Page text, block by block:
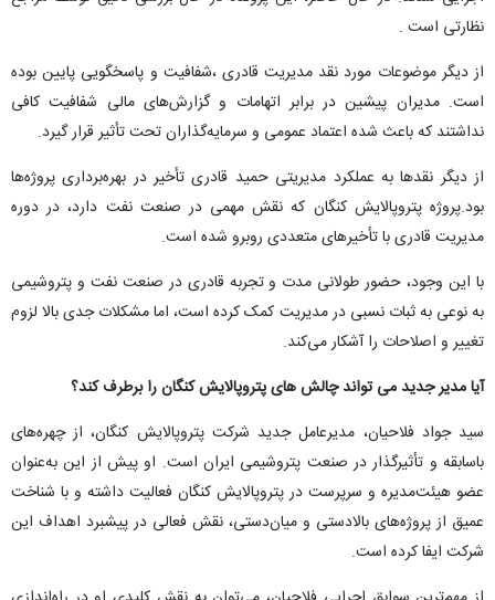
نظارتی است .
از دیگر موضوعات مورد نقد مدیریت قادری ،شفافیت و پاسخگویی پایین بوده
است. مدیران پیشین در برابر اتهامات و گزارش‌های مالی شفافیت کافی
نداشتند که باعث شده اعتماد عمومی و سرمایه‌گذاران تحت تأثیر قرار گیرد.
از دیگر نقدها به عملکرد مدیریتی حمید قادری تأخیر در بهره‌برداری پروژه‌ها
بود.پروژه پتروپالایش کنگان که نقش مهمی در صنعت نفت دارد، در دوره
مدیریت قادری با تأخیرهای متعددی روبرو شده است.
با این وجود، حضور طولانی مدت و تجربه قادری در صنعت نفت و پتروشیمی
به نوعی به ثبات نسبی در مدیریت کمک کرده است، اما مشکلات جدی بالا لزوم
تغییر و اصلاحات را آشکار می‌کند.
آیا مدیر جدید می تواند چالش های پتروپالایش کنگان را برطرف کند؟
سید جواد فلاحیان، مدیرعامل جدید شرکت پتروپالایش کنگان، از چهره‌های
باسابقه و تأثیرگذار در صنعت پتروشیمی ایران است. او پیش از این به‌عنوان
عضو هیئت‌مدیره و سرپرست در پتروپالایش کنگان فعالیت داشته و با شناخت
عمیق از پروژه‌های بالادستی و میان‌دستی، نقش فعالی در پیشبرد اهداف این
شرکت ایفا کرده است.